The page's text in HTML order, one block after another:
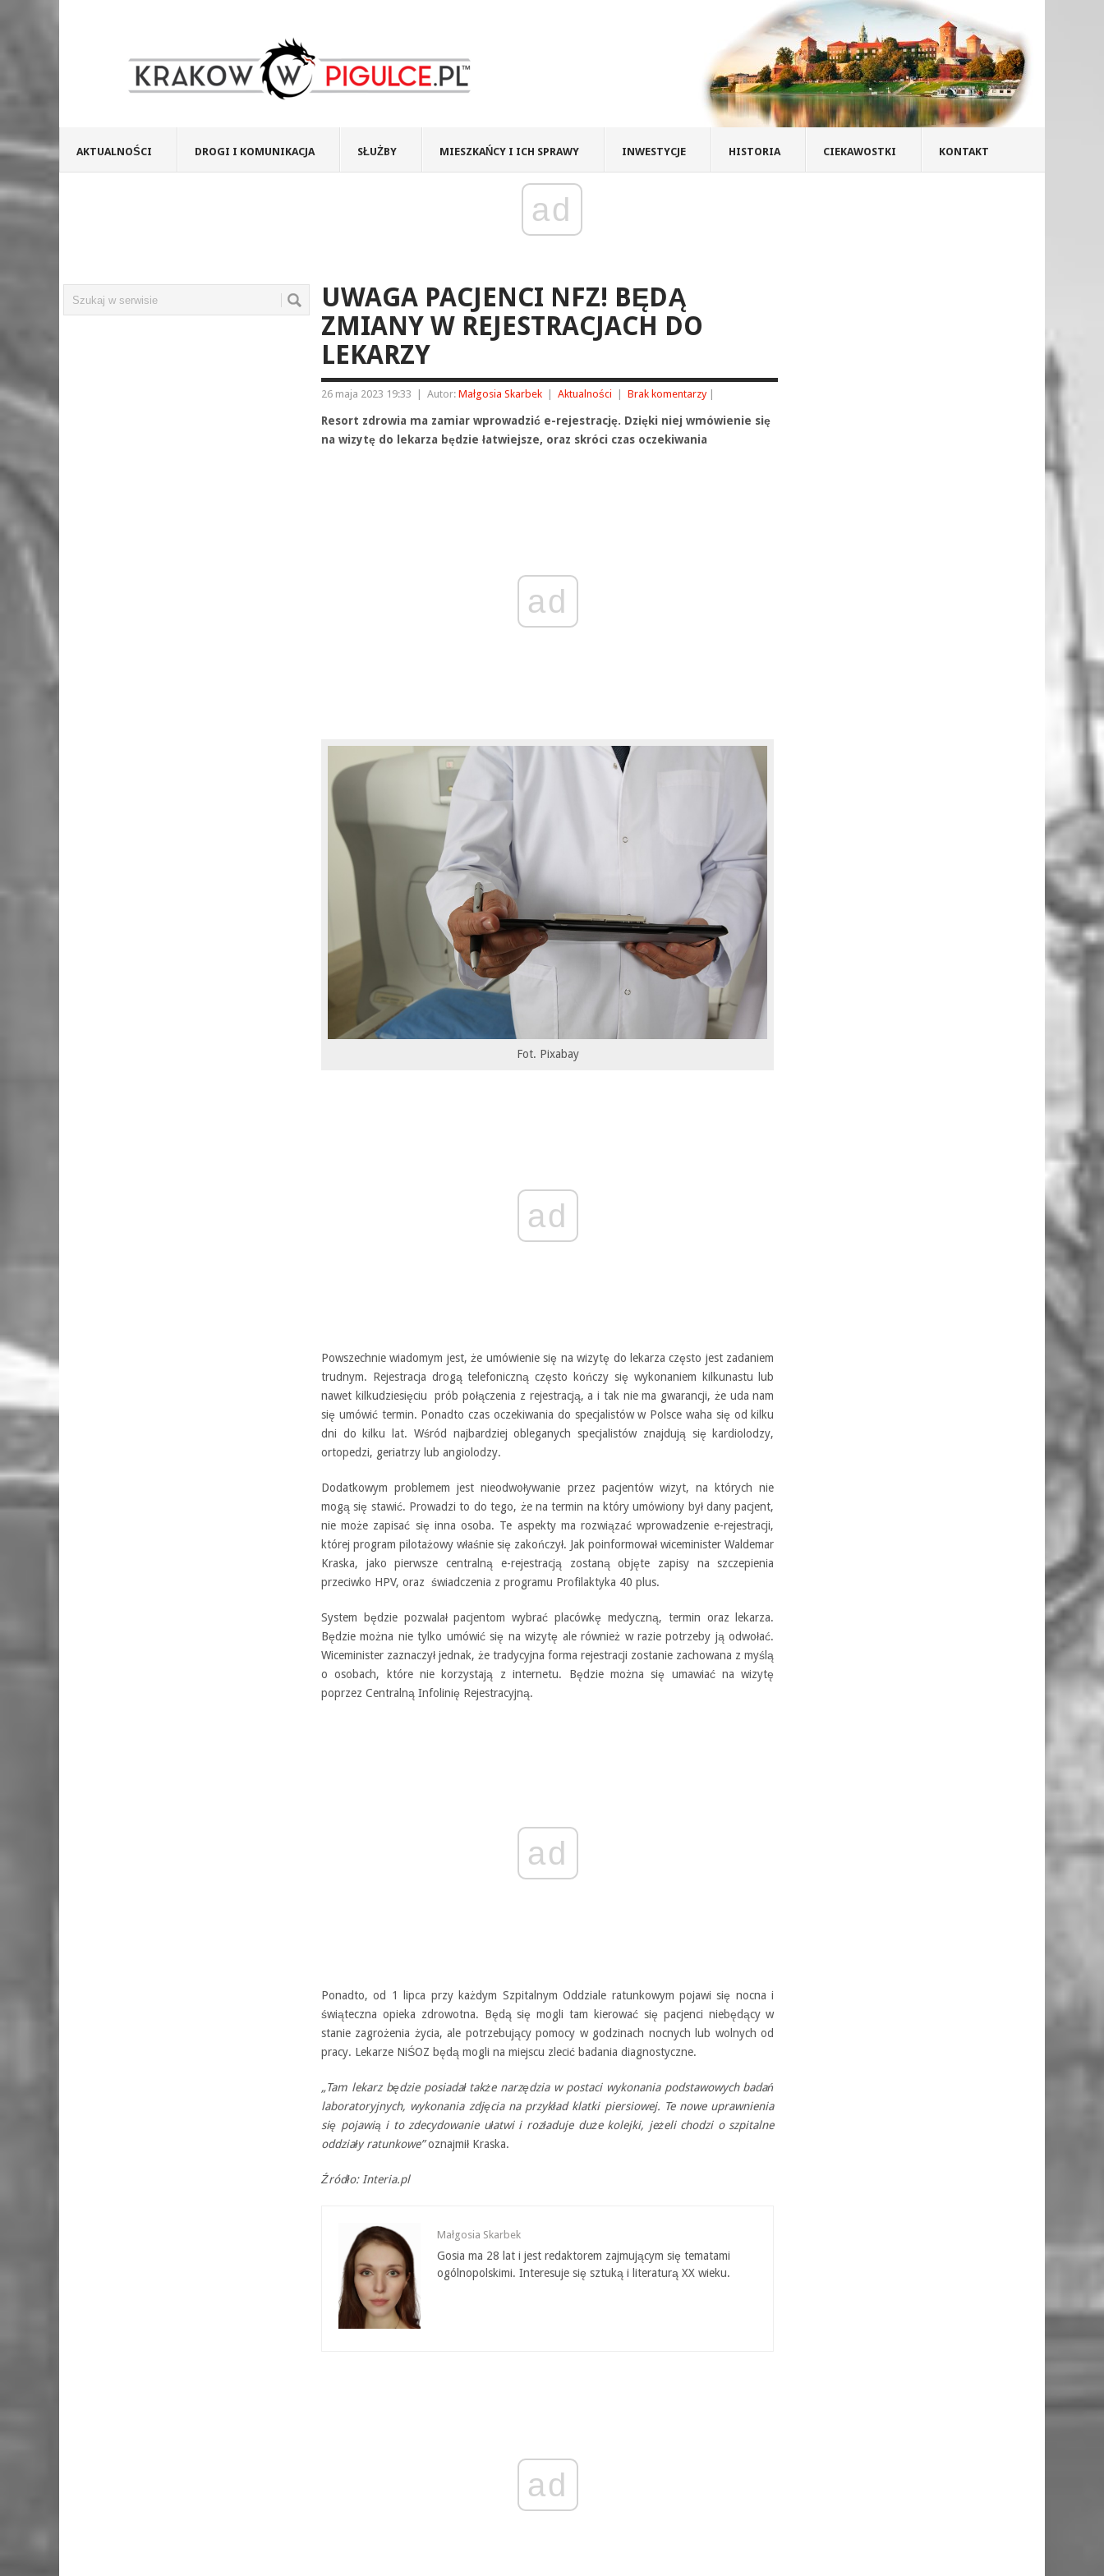
AKTUALNOŚCI DROGI I KOMUNIKACJA SŁUŻBY MIESZKAŃCY I ICH SPRAWY INWESTYCJE HISTORIA CIEKAWOSTKI KONTAKT
ad
UWAGA PACJENCI NFZ! BĘDĄ
ZMIANY W REJESTRACJACH DO
LEKARZY
26 maja 2023 19:33 Autor: Małgosia Skarbek Aktualności Brak komentarzy
Resort zdrowia ma zamiar wprowadzić e-rejestrację. Dzięki niej wmówienie się
na wizytę do lekarza będzie łatwiejsze, oraz skróci czas oczekiwania
ad
Fot. Pixabay
ad
Powszechnie wiadomym jest, że umówienie się na wizytę do lekarza często jest zadaniem
trudnym. Rejestracja drogą telefoniczną często kończy się wykonaniem kilkunastu lub
nawet kilkudziesięciu prób połączenia z rejestracją, a i tak nie ma gwarancji, że uda nam
się umówić termin. Ponadto czas oczekiwania do specjalistów w Polsce waha się od kilku
dni do kilku lat. Wśród najbardziej obleganych specjalistów znajdują się kardiolodzy,
ortopedzi, geriatrzy lub angiolodzy.
Dodatkowym problemem jest nieodwoływanie przez pacjentów wizyt, na których nie
mogą się stawić. Prowadzi to do tego, że na termin na który umówiony był dany pacjent,
nie może zapisać się inna osoba. Te aspekty ma rozwiązać wprowadzenie e-rejestracji,
której program pilotażowy właśnie się zakończył. Jak poinformował wiceminister Waldemar
Kraska, jako pierwsze centralną e-rejestracją zostaną objęte zapisy na szczepienia
przeciwko HPV, oraz świadczenia z programu Profilaktyka 40 plus.
System będzie pozwalał pacjentom wybrać placówkę medyczną, termin oraz lekarza.
Będzie można nie tylko umówić się na wizytę ale również w razie potrzeby ją odwołać.
Wiceminister zaznaczył jednak, że tradycyjna forma rejestracji zostanie zachowana z myślą
o osobach, które nie korzystają z internetu. Będzie można się umawiać na wizytę
poprzez Centralną Infolinię Rejestracyjną.
ad
Ponadto, od 1 lipca przy każdym Szpitalnym Oddziale ratunkowym pojawi się nocna i
świąteczna opieka zdrowotna. Będą się mogli tam kierować się pacjenci niebędący w
stanie zagrożenia życia, ale potrzebujący pomocy w godzinach nocnych lub wolnych od
pracy. Lekarze NiŚOZ będą mogli na miejscu zlecić badania diagnostyczne.
„Tam lekarz będzie posiadał także narzędzia w postaci wykonania podstawowych badań
laboratoryjnych, wykonania zdjęcia na przykład klatki piersiowej. Te nowe uprawnienia
się pojawią i to zdecydowanie ułatwi i rozładuje duże kolejki, jeżeli chodzi o szpitalne
oddziały ratunkowe”oznajmił Kraska.
Źródło: Interia.pl
Małgosia Skarbek
Gosia ma 28 lat i jest redaktorem zajmującym się tematami
ogólnopolskimi. Interesuje się sztuką i literaturą XX wieku.
ad